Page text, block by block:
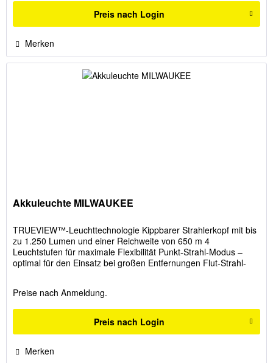
Preis nach Login
Merken
Akkuleuchte MILWAUKEE
TRUEVIEW™-Leuchttechnologie Kippbarer Strahlerkopf mit bis
zu 1.250 Lumen und einer Reichweite von 650 m 4
Leuchtstufen für maximale Flexibilität Punkt-Strahl-Modus –
optimal für den Einsatz bei großen Entfernungen Flut-Strahl-
Preise nach Anmeldung.
Preis nach Login
Merken